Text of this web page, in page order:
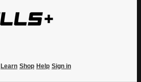
Learn Shop Help Sign in